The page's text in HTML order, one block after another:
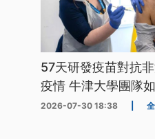
57天研發疫苗對抗
疫情 牛津大學團隊
2026-07-30 18:38